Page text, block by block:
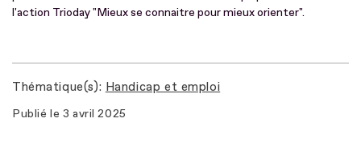
l'action Trioday "Mieux se connaitre pour mieux orienter".
Thématique(s) Handicap et emploi
Publié le 3 avril 2025